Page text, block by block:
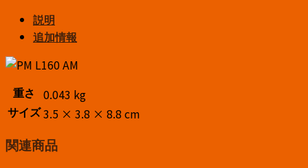
説明
追加情報
重さ 0.043 kg
サイズ 3.5 × 3.8 × 8.8 cm
関連商品